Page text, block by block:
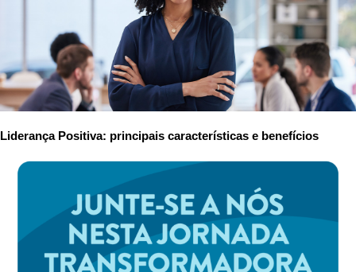
Liderança Positiva: principais características e benefícios